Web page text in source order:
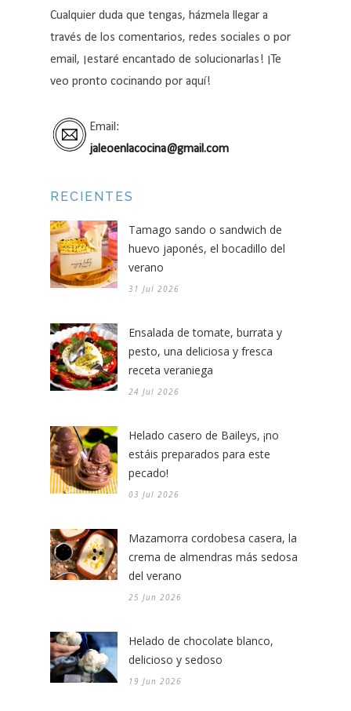
Cualquier duda que tengas, házmela llegar a
través de los comentarios, redes sociales o por
email, ¡estaré encantado de solucionarlas! ¡Te
veo pronto cocinando por aquí!
Email:
jaleoenlacocina@gmail.com
RECIENTES
Tamago sando o sandwich de
huevo japonés, el bocadillo del
verano
31 Jul 2026
Ensalada de tomate, burrata y
pesto, una deliciosa y fresca
receta veraniega
24 Jul 2026
Helado casero de Baileys, ¡no
estáis preparados para este
pecado!
03 Jul 2026
Mazamorra cordobesa casera, la
crema de almendras más sedosa
del verano
25 Jun 2026
Helado de chocolate blanco,
delicioso y sedoso
19 Jun 2026